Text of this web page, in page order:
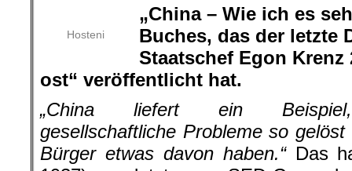
Hosteni
„China – Wie ich es
Buches, das der letzte
Staatschef Egon Krenz
ost“ veröffentlicht hat.
„China liefert ein
gesellschaftliche Probleme so
Bürger etwas davon haben.“Das